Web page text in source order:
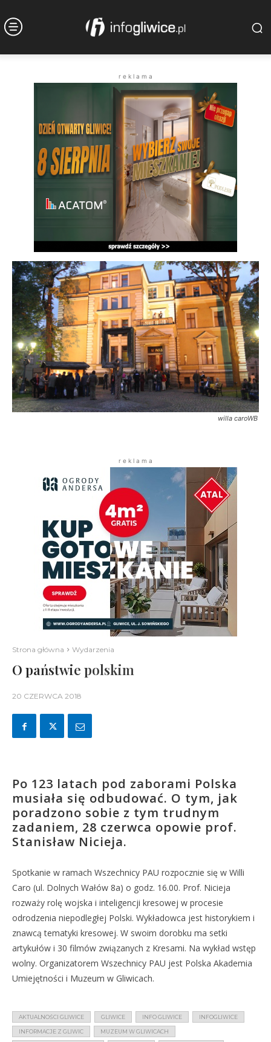
r e k l a m a
willa caroWB
r e k l a m a
Strona główna Wydarzenia
O państwie polskim
20 CZERWCA 2018
Po 123 latach pod zaborami Polska
musiała się odbudować. O tym, jak
poradzono sobie z tym trudnym
zadaniem, 28 czerwca opowie prof.
Stanisław Nicieja.
Spotkanie w ramach Wszechnicy PAU rozpocznie się w Willi
Caro (ul. Dolnych Wałów 8a) o godz. 16.00. Prof. Nicieja
rozważy rolę wojska i inteligencji kresowej w procesie
odrodzenia niepodległej Polski. Wykładowca jest historykiem i
znawcą tematyki kresowej. W swoim dorobku ma setki
artykułów i 30 filmów związanych z Kresami. Na wykład wstęp
wolny. Organizatorem Wszechnicy PAU jest Polska Akademia
Umiejętności i Muzeum w Gliwicach.
AKTUALNOŚCI GLIWICE GLIWICE INFO GLIWICE INFOGLIWICE
INFORMACJE Z GLIWIC MUZEUM W GLIWICACH